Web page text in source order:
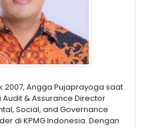
2007, Angga Pujaprayoga saat
& Assurance Director
Social, and Governance
di KPMG Indonesia. Dengan